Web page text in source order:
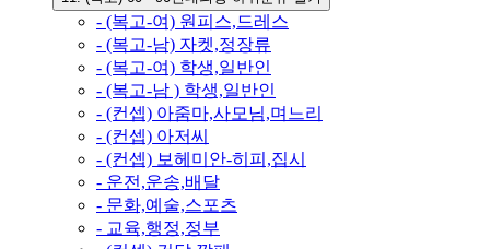
- (복고-여) 원피스,드레스
- (복고-남) 자켓,정장류
- (복고-여) 학생,일반인
- (복고-남 ) 학생,일반인
- (컨셉) 아줌마,사모님,며느리
- (컨셉) 아저씨
- (컨셉) 보헤미안-히피,집시
- 운전,운송,배달
- 문화,예술,스포츠
- 교육,행정,정부